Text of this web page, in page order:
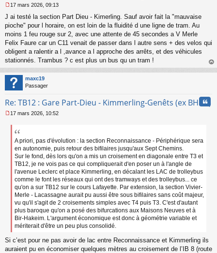
e
s
s
a
g
e
n
o
n
l
u
17 mars 2026, 09:13
J ai testé la section Part Dieu - Kimerling. Sauf avoir fait la "mauvaise
pioche" pour l horaire, on est loin de la fluidité d une ligne de tram. Au
moins 1 feu rouge sur 2, avec une attente de 45 secondes a V Merle
Felix Faure car un C11 venait de passer dans l autre sens + des velos qui
obligent a ralentir a l ,avance a l approche des arrêts, et des véhicules
stationnés. Trambus ? c est plus un bus qu un tram !
au
maxc19
Passager
Re: TB12 : Gare Part-Dieu - Kimmerling-Genêts (ex BHNS)
e
17 mars 2026, 10:52
A priori, pas d'évolution : la section Reconnaissance - Périphérique sera
en autonomie, puis retour des bifilaires jusqu'aux Sept Chemins.
Sur le fond, dès lors qu'on a mis un croisement en diagonale entre T3 et
TB12, je ne vois pas ce qui compliquerait d'en poser un à l'angle de
l'avenue Leclerc et place Kimmerling, en décalant les LAC de trolleybus
comme le font les réseaux qui ont des tramways et des trolleybus... ce
qu'on a sur TB12 sur le cours Lafayette. Par extension, la section Vivier-
Merle - Lacassagne aurait pu aussi être sous bifilaires sans coût majeur,
vu qu'il s'agit de 2 croisements simples avec T4 puis T3. C'est d'autant
plus baroque qu'on a posé des bifurcations aux Maisons Neuves et à
Bir-Hakeim. L'argument économique est donc à géométrie variable et
mériterait d'être un peu plus consolidé.
Si c’est pour ne pas avoir de lac entre Reconnaissance et Kimmerling ils
auraient pu en économiser quelques mètres au croisement de l’IB 8 (route